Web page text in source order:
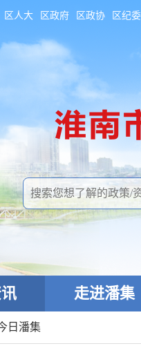
区人大 区政府 区政协 区纪委
走进潘集
日潘集